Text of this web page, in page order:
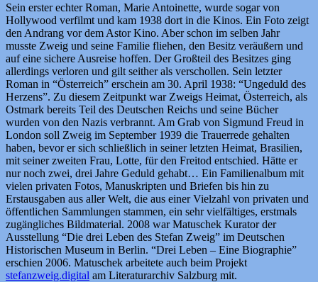
Sein erster echter Roman, Marie Antoinette, wurde sogar von
Hollywood verfilmt und kam 1938 dort in die Kinos. Ein Foto zeigt
den Andrang vor dem Astor Kino. Aber schon im selben Jahr
musste Zweig und seine Familie fliehen, den Besitz veräußern und
auf eine sichere Ausreise hoffen. Der Großteil des Besitzes ging
allerdings verloren und gilt seither als verschollen. Sein letzter
Roman in “Österreich” erschein am 30. April 1938: “Ungeduld des
Herzens”. Zu diesem Zeitpunkt war Zweigs Heimat, Österreich, als
Ostmark bereits Teil des Deutschen Reichs und seine Bücher
wurden von den Nazis verbrannt. Am Grab von Sigmund Freud in
London soll Zweig im September 1939 die Trauerrede gehalten
haben, bevor er sich schließlich in seiner letzten Heimat, Brasilien,
mit seiner zweiten Frau, Lotte, für den Freitod entschied. Hätte er
nur noch zwei, drei Jahre Geduld gehabt… Ein Familienalbum mit
vielen privaten Fotos, Manuskripten und Briefen bis hin zu
Erstausgaben aus aller Welt, die aus einer Vielzahl von privaten und
öffentlichen Sammlungen stammen, ein sehr vielfältiges, erstmals
zugängliches Bildmaterial. 2008 war Matuschek Kurator der
Ausstellung “Die drei Leben des Stefan Zweig” im Deutschen
Historischen Museum in Berlin. “Drei Leben – Eine Biographie”
erschien 2006. Matuschek arbeitete auch beim Projekt
stefanzweig.digital am Literaturarchiv Salzburg mit.